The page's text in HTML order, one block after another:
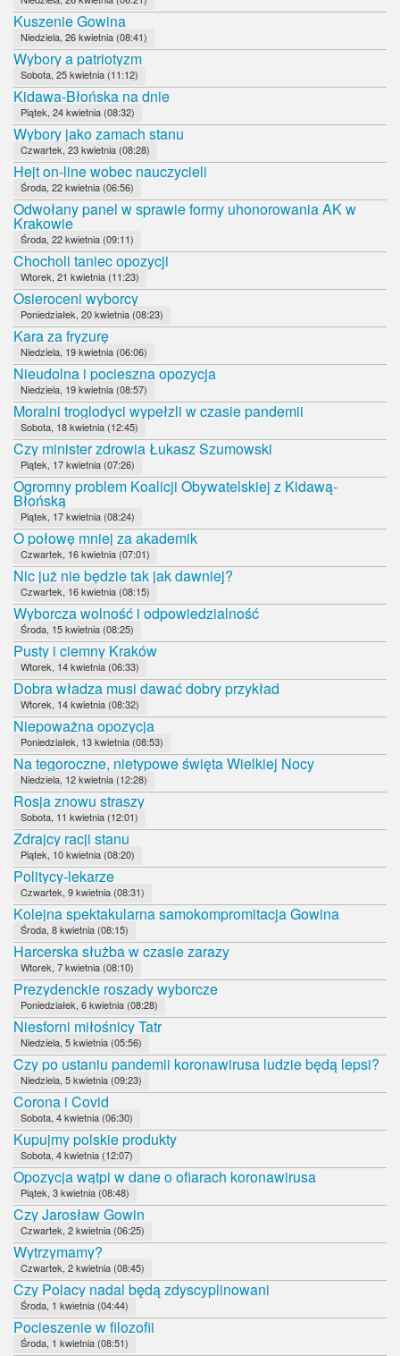
Kuszenie Gowina
Niedziela, 26 kwietnia (08:41)
Wybory a patriotyzm
Sobota, 25 kwietnia (11:12)
Kidawa-Błońska na dnie
Piątek, 24 kwietnia (08:32)
Wybory jako zamach stanu
Czwartek, 23 kwietnia (08:28)
Hejt on-line wobec nauczycieli
Środa, 22 kwietnia (06:56)
Odwołany panel w sprawie formy uhonorowania AK w
Krakowie
Środa, 22 kwietnia (09:11)
Chocholi taniec opozycji
Wtorek, 21 kwietnia (11:23)
Osieroceni wyborcy
Poniedziałek, 20 kwietnia (08:23)
Kara za fryzurę
Niedziela, 19 kwietnia (06:06)
Nieudolna i pocieszna opozycja
Niedziela, 19 kwietnia (08:57)
Moralni troglodyci wypełzli w czasie pandemii
Sobota, 18 kwietnia (12:45)
Czy minister zdrowia Łukasz Szumowski
Piątek, 17 kwietnia (07:26)
Ogromny problem Koalicji Obywatelskiej z Kidawą-
Błońską
Piątek, 17 kwietnia (08:24)
O połowę mniej za akademik
Czwartek, 16 kwietnia (07:01)
Nic już nie będzie tak jak dawniej?
Czwartek, 16 kwietnia (08:15)
Wyborcza wolność i odpowiedzialność
Środa, 15 kwietnia (08:25)
Pusty i ciemny Kraków
Wtorek, 14 kwietnia (06:33)
Dobra władza musi dawać dobry przykład
Wtorek, 14 kwietnia (08:32)
Niepoważna opozycja
Poniedziałek, 13 kwietnia (08:53)
Na tegoroczne, nietypowe święta Wielkiej Nocy
Niedziela, 12 kwietnia (12:28)
Rosja znowu straszy
Sobota, 11 kwietnia (12:01)
Zdrajcy racji stanu
Piątek, 10 kwietnia (08:20)
Politycy-lekarze
Czwartek, 9 kwietnia (08:31)
Kolejna spektakularna samokompromitacja Gowina
Środa, 8 kwietnia (08:15)
Harcerska służba w czasie zarazy
Wtorek, 7 kwietnia (08:10)
Prezydenckie roszady wyborcze
Poniedziałek, 6 kwietnia (08:28)
Niesforni miłośnicy Tatr
Niedziela, 5 kwietnia (05:56)
Czy po ustaniu pandemii koronawirusa ludzie będą lepsi?
Niedziela, 5 kwietnia (09:23)
Corona i Covid
Sobota, 4 kwietnia (06:30)
Kupujmy polskie produkty
Sobota, 4 kwietnia (12:07)
Opozycja wątpi w dane o ofiarach koronawirusa
Piątek, 3 kwietnia (08:48)
Czy Jarosław Gowin
Czwartek, 2 kwietnia (06:25)
Wytrzymamy?
Czwartek, 2 kwietnia (08:45)
Czy Polacy nadal będą zdyscyplinowani
Środa, 1 kwietnia (04:44)
Pocieszenie w filozofii
Środa, 1 kwietnia (08:51)